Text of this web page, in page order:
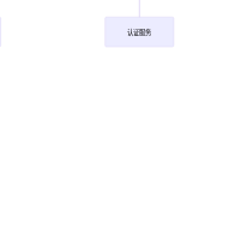
认证服务